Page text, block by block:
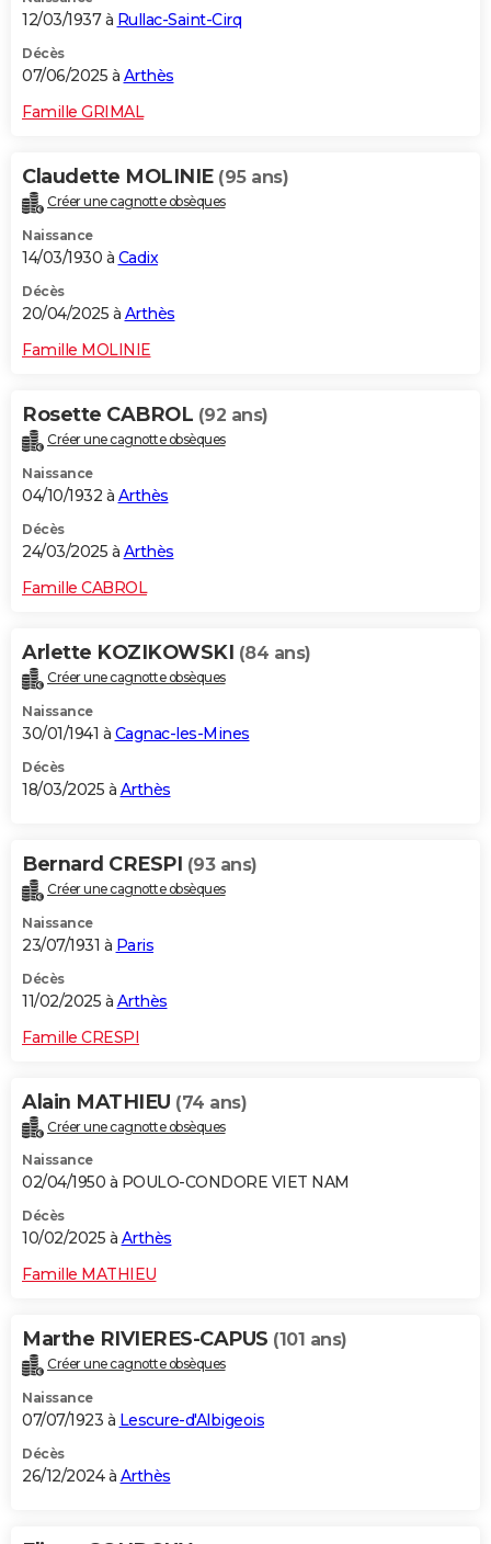
12/03/1937 à Rullac-Saint-Cirq
Décès
07/06/2025 à Arthès
Famille GRIMAL
Claudette MOLINIE (95 ans)
Créer une cagnotte obsèques
Naissance
14/03/1930 à Cadix
Décès
20/04/2025 à Arthès
Famille MOLINIE
Rosette CABROL (92 ans)
Créer une cagnotte obsèques
Naissance
04/10/1932 à Arthès
Décès
24/03/2025 à Arthès
Famille CABROL
Arlette KOZIKOWSKI (84 ans)
Créer une cagnotte obsèques
Naissance
30/01/1941 à Cagnac-les-Mines
Décès
18/03/2025 à Arthès
Bernard CRESPI (93 ans)
Créer une cagnotte obsèques
Naissance
23/07/1931 à Paris
Décès
11/02/2025 à Arthès
Famille CRESPI
Alain MATHIEU (74 ans)
Créer une cagnotte obsèques
Naissance
02/04/1950 à POULO-CONDORE VIET NAM
Décès
10/02/2025 à Arthès
Famille MATHIEU
Marthe RIVIERES-CAPUS (101 ans)
Créer une cagnotte obsèques
Naissance
07/07/1923 à Lescure-d'Albigeois
Décès
26/12/2024 à Arthès